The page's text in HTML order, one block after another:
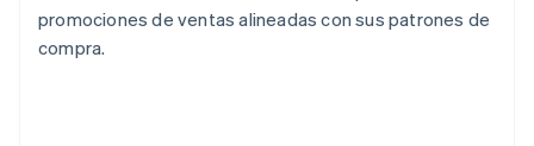
promociones de ventas alineadas con sus patrones de
compra.